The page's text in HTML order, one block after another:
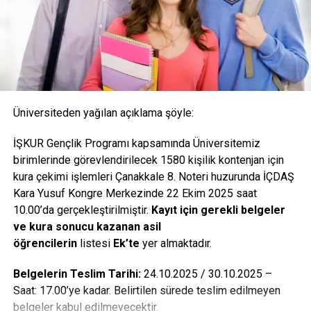
uzaklaştırma cezası verdi.
Genç kız, cezanın iptali için Trabzon İdare Mahkemesi’ne
açtığı davayı kazandıktan sonra, yoklama kâğıdında
imzasının silinmesinden dolayı ‘resmî evrakta tahrifat’
Öksüz ve okul arkadaşları Eda Topar ve Hanife Esma Gül
kendilerine hakaret ettiği gerekçesiyle YÖK, Başbakanlık
İnsan Hakları Başkanlığı, TBMM İnsan Hakları Komisyonu
ve Cumhurbaşkanlığı’na şikâyette bulundu. KTÜ Rektörlüğü
de şikayetler üzerine Aydın hakkında disiplin soruşturması
açtı. Rektörlükçe oluşturulan kurul, Aydın’a ‘görevin yerine
getirilmesinde dil, ırk, cinsiyet, siyasî düşünce, felsefî
inanç, din ve mezhep ayrımı yapmak’ suçunu işlediği
Kurul, ayrıca, evrakta tahrifat, sınava almama ve kılık
kıyafetlerinden dolayı öğrencilerine hakaret iddialarında da
Üniversiteden yağılan açıklama şöyle:
İŞKUR Gençlik Programı kapsamında Üniversitemiz
birimlerinde görevlendirilecek 1580 kişilik kontenjan için
kura çekimi işlemleri Çanakkale 8. Noteri huzurunda İÇDAŞ
Kara Yusuf Kongre Merkezinde 22 Ekim 2025 saat
10.00’da gerçekleştirilmiştir. Kayıt için gerekli belgeler
ve kura sonucu kazanan asil
öğrencilerin listesi Ek’te yer almaktadır.
Belgelerin Teslim Tarihi: 24.10.2025 / 30.10.2025 –
Saat: 17.00’ye kadar. Belirtilen sürede teslim edilmeyen
belgeler kabul edilmeyecektir.